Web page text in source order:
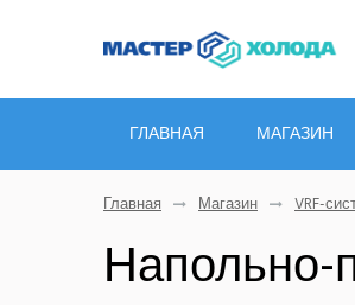
ГЛАВНАЯ МАГАЗИН
Главная Магазин VRF-
Напольно-